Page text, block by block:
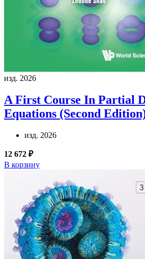
изд. 2026
A First Course In Partial
Equations (Second
изд. 2026
12 672 ₽
В корзину